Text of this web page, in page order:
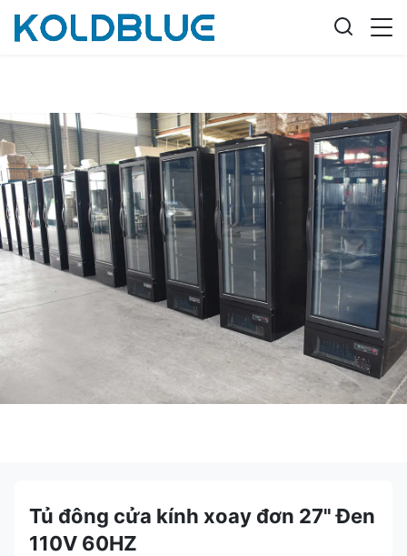
Tủ đông cửa kính xoay đơn 27" Đen
110V 60HZ